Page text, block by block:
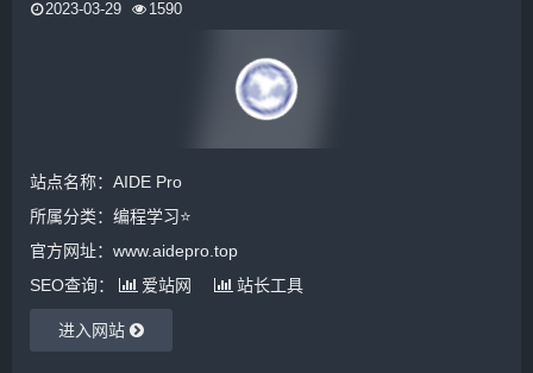
2023-03-29 1590
站点名称：AIDE Pro
所属分类： 编程学习⭐
官方网址：www.aidepro.top
SEO查询：
爱站网 站长工具
进入网站